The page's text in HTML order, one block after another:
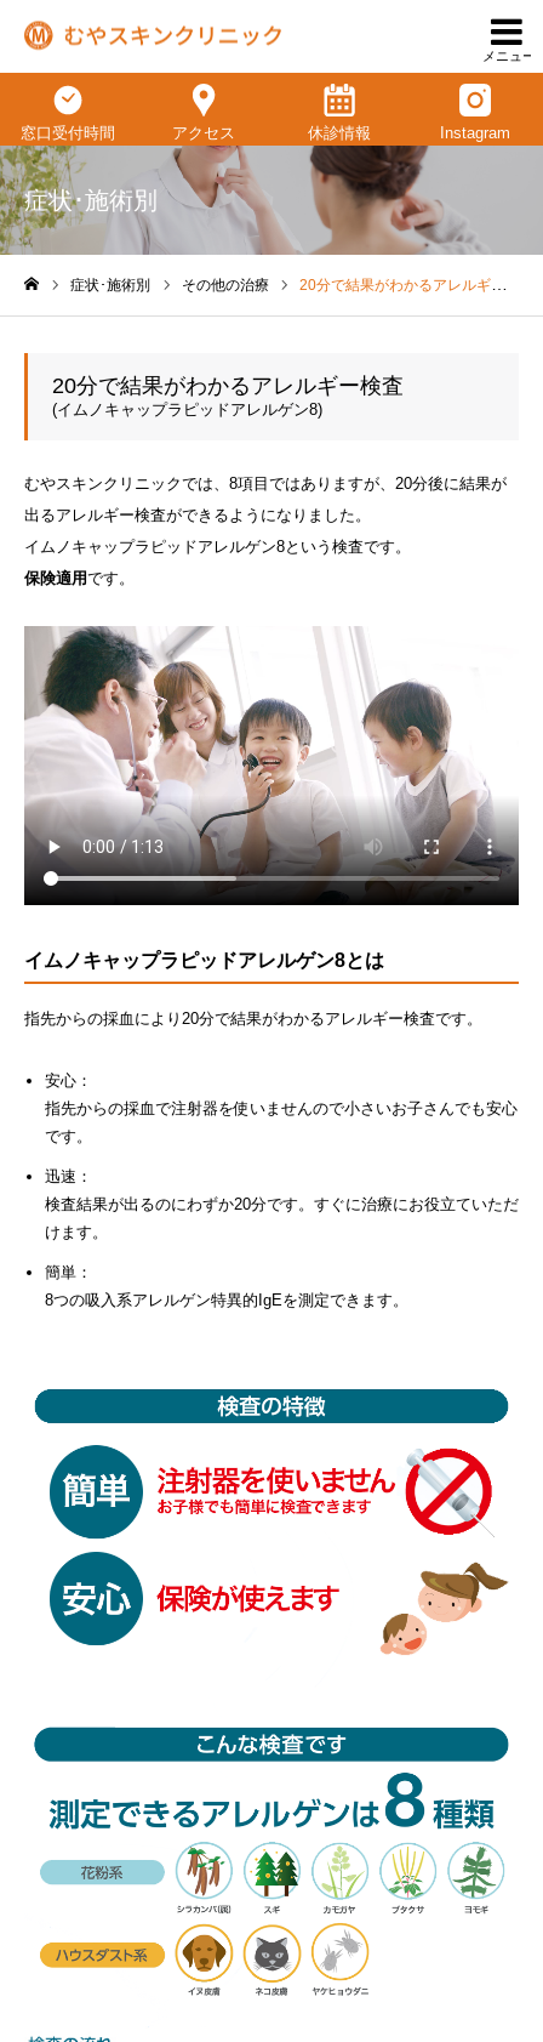
メニュー
窓口受付時間 アクセス 休診情報 Instagram
症状･施術別
症状･施術別 その他の治療 20分で結果がわかるアレルギー検査(イムノキャップラピッドアレルゲン8)
20分で結果がわかるアレルギー検査
(イムノキャップラピッドアレルゲン8)
むやスキンクリニックでは、8項目ではありますが、20分後に結果が
出るアレルギー検査ができるようになりました。
イムノキャップラピッドアレルゲン8という検査です。
保険適用です。
イムノキャップラピッドアレルゲン8とは
指先からの採血により20分で結果がわかるアレルギー検査です。
安心：
指先からの採血で注射器を使いませんので小さいお子さんでも安心
です。
迅速：
検査結果が出るのにわずか20分です。すぐに治療にお役立ていただ
けます。
簡単：
8つの吸入系アレルゲン特異的IgEを測定できます。